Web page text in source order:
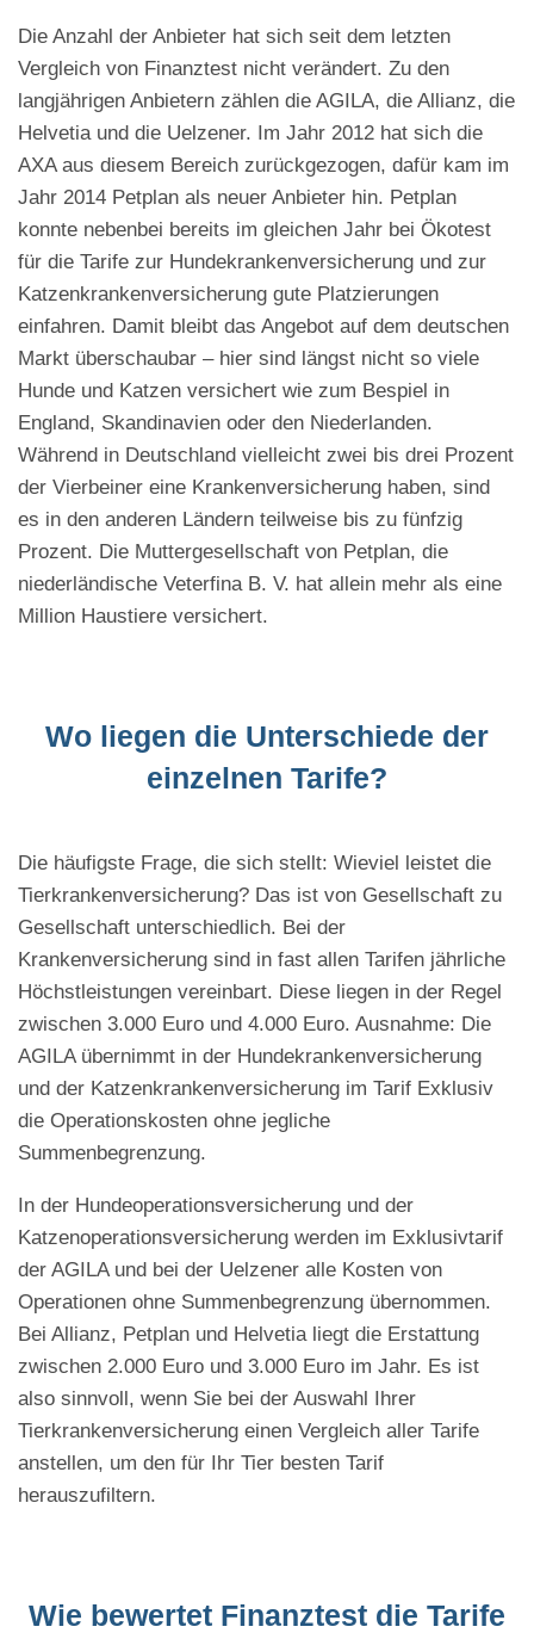
Die Anzahl der Anbieter hat sich seit dem letzten
Vergleich von Finanztest nicht verändert. Zu den
langjährigen Anbietern zählen die AGILA, die Allianz, die
Helvetia und die Uelzener. Im Jahr 2012 hat sich die
AXA aus diesem Bereich zurückgezogen, dafür kam im
Jahr 2014 Petplan als neuer Anbieter hin. Petplan
konnte nebenbei bereits im gleichen Jahr bei Ökotest
für die Tarife zur Hundekrankenversicherung und zur
Katzenkrankenversicherung gute Platzierungen
einfahren. Damit bleibt das Angebot auf dem deutschen
Markt überschaubar – hier sind längst nicht so viele
Hunde und Katzen versichert wie zum Bespiel in
England, Skandinavien oder den Niederlanden.
Während in Deutschland vielleicht zwei bis drei Prozent
der Vierbeiner eine Krankenversicherung haben, sind
es in den anderen Ländern teilweise bis zu fünfzig
Prozent. Die Muttergesellschaft von Petplan, die
niederländische Veterfina B. V. hat allein mehr als eine
Million Haustiere versichert.
Wo liegen die Unterschiede der
einzelnen Tarife?
Die häufigste Frage, die sich stellt: Wieviel leistet die
Tierkrankenversicherung? Das ist von Gesellschaft zu
Gesellschaft unterschiedlich. Bei der
Krankenversicherung sind in fast allen Tarifen jährliche
Höchstleistungen vereinbart. Diese liegen in der Regel
zwischen 3.000 Euro und 4.000 Euro. Ausnahme: Die
AGILA übernimmt in der Hundekrankenversicherung
und der Katzenkrankenversicherung im Tarif Exklusiv
die Operationskosten ohne jegliche
Summenbegrenzung.
In der Hundeoperationsversicherung und der
Katzenoperationsversicherung werden im Exklusivtarif
der AGILA und bei der Uelzener alle Kosten von
Operationen ohne Summenbegrenzung übernommen.
Bei Allianz, Petplan und Helvetia liegt die Erstattung
zwischen 2.000 Euro und 3.000 Euro im Jahr. Es ist
also sinnvoll, wenn Sie bei der Auswahl Ihrer
Tierkrankenversicherung einen Vergleich aller Tarife
anstellen, um den für Ihr Tier besten Tarif
herauszufiltern.
Wie bewertet Finanztest die Tarife